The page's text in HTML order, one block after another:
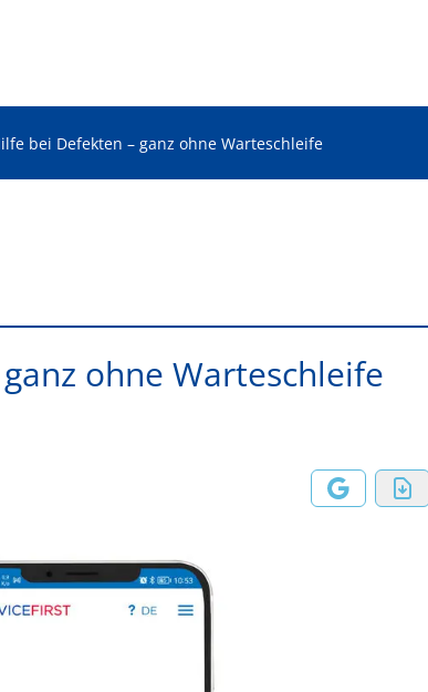
bei Defekten – ganz ohne Warteschleife
ohne Warteschleife